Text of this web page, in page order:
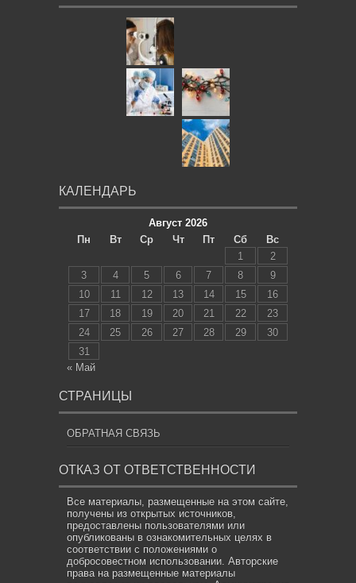
КАЛЕНДАРЬ
Август 2026
Пн
Вт Ср Чт Пт Сб
Вс
1
2
3
4 5 6 7 8
9
10
11 12 13 14 15
16
17
18 19 20 21 22
23
24
25 26 27 28 29
30
31
« Май
СТРАНИЦЫ
ОБРАТНАЯ СВЯЗЬ
ОТКАЗ ОТ ОТВЕТСТВЕННОСТИ
Все материалы, размещенные на этом сайте,
получены из открытых источников,
предоставлены пользователями или
опубликованы в ознакомительных целях в
соответствии с положениями о
добросовестном использовании. Авторские
права на размещенные материалы